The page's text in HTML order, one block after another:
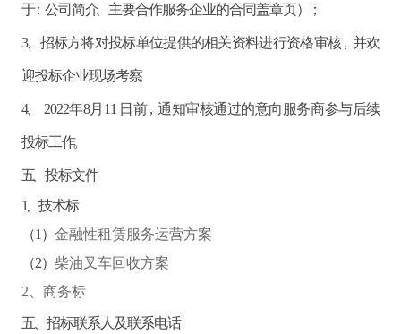
于：公司简介、主要合作服务企业的合同盖章页）；
3、招标方将对投标单位提供的相关资料进行资格审核，并欢
迎投标企业现场考察。
4、 2022年8月 11 日前，通知审核通过的意向服务商参与后续
投标工作。
五、投标文件
1、技术标
（1） 金融性租赁服务运营方案
（2） 柴油叉车回收方案
2、商务标
五、招标联系人及联系电话